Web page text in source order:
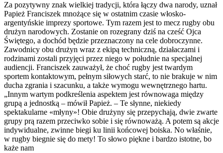
Za pozytywny znak wielkiej tradycji, która łączy dwa narody, uznał
Papież Franciszek mnożące się w ostatnim czasie włosko-
argentyńskie imprezy sportowe. Tym razem jest to mecz rugby obu
drużyn narodowych. Zostanie on rozegrany dziś na cześć Ojca
Świętego, a dochód będzie przeznaczony na cele dobroczynne.
Zawodnicy obu drużyn wraz z ekipą techniczną, działaczami i
rodzinami zostali przyjęci przez niego w południe na specjalnej
audiencji. Franciszek zauważył, że choć rugby jest twardym
sportem kontaktowym, pełnym siłowych starć, to nie brakuje w nim
ducha zgrania i szacunku, a także wymogu wewnętrznego hartu.
„Innym wartym podkreślenia aspektem jest równowaga między
grupą a jednostką – mówił Papież. – Te słynne, niekiedy
spektakularne «młyny»! Obie drużyny się przepychają, dwie zwarte
grupy prą razem przeciwko sobie i się równoważą. A potem są akcje
indywidualne, zwinne biegi ku linii końcowej boiska. No właśnie,
w rugby biegnie się do mety! To słowo piękne i bardzo istotne, bo
każe nam